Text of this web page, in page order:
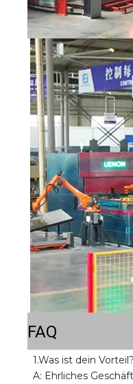
FAQ
1.Was ist dein Vorteil?
A: Ehrliches